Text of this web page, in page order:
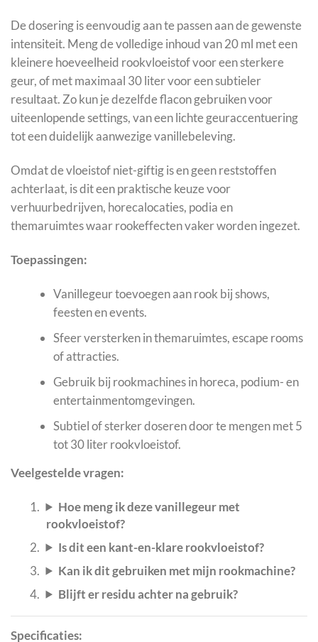
De dosering is eenvoudig aan te passen aan de gewenste
intensiteit. Meng de volledige inhoud van 20 ml met een
kleinere hoeveelheid rookvloeistof voor een sterkere
geur, of met maximaal 30 liter voor een subtieler
resultaat. Zo kun je dezelfde flacon gebruiken voor
uiteenlopende settings, van een lichte geuraccentuering
tot een duidelijk aanwezige vanillebeleving.
Omdat de vloeistof niet-giftig is en geen reststoffen
achterlaat, is dit een praktische keuze voor
verhuurbedrijven, horecalocaties, podia en
themaruimtes waar rookeffecten vaker worden ingezet.
Toepassingen:
Vanillegeur toevoegen aan rook bij shows,
feesten en events.
Sfeer versterken in themaruimtes, escape rooms
of attracties.
Gebruik bij rookmachines in horeca, podium- en
entertainmentomgevingen.
Subtiel of sterker doseren door te mengen met 5
tot 30 liter rookvloeistof.
Veelgestelde vragen:
Hoe meng ik deze vanillegeur met
rookvloeistof?
Is dit een kant-en-klare rookvloeistof?
Kan ik dit gebruiken met mijn rookmachine?
Blijft er residu achter na gebruik?
Specificaties: